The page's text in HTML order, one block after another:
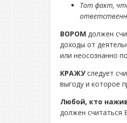
Тот факт,
ВОРОМ должен
доходы от
или неосознанно
КРАЖУследует
выгоду и которое
Любой, кто
должен